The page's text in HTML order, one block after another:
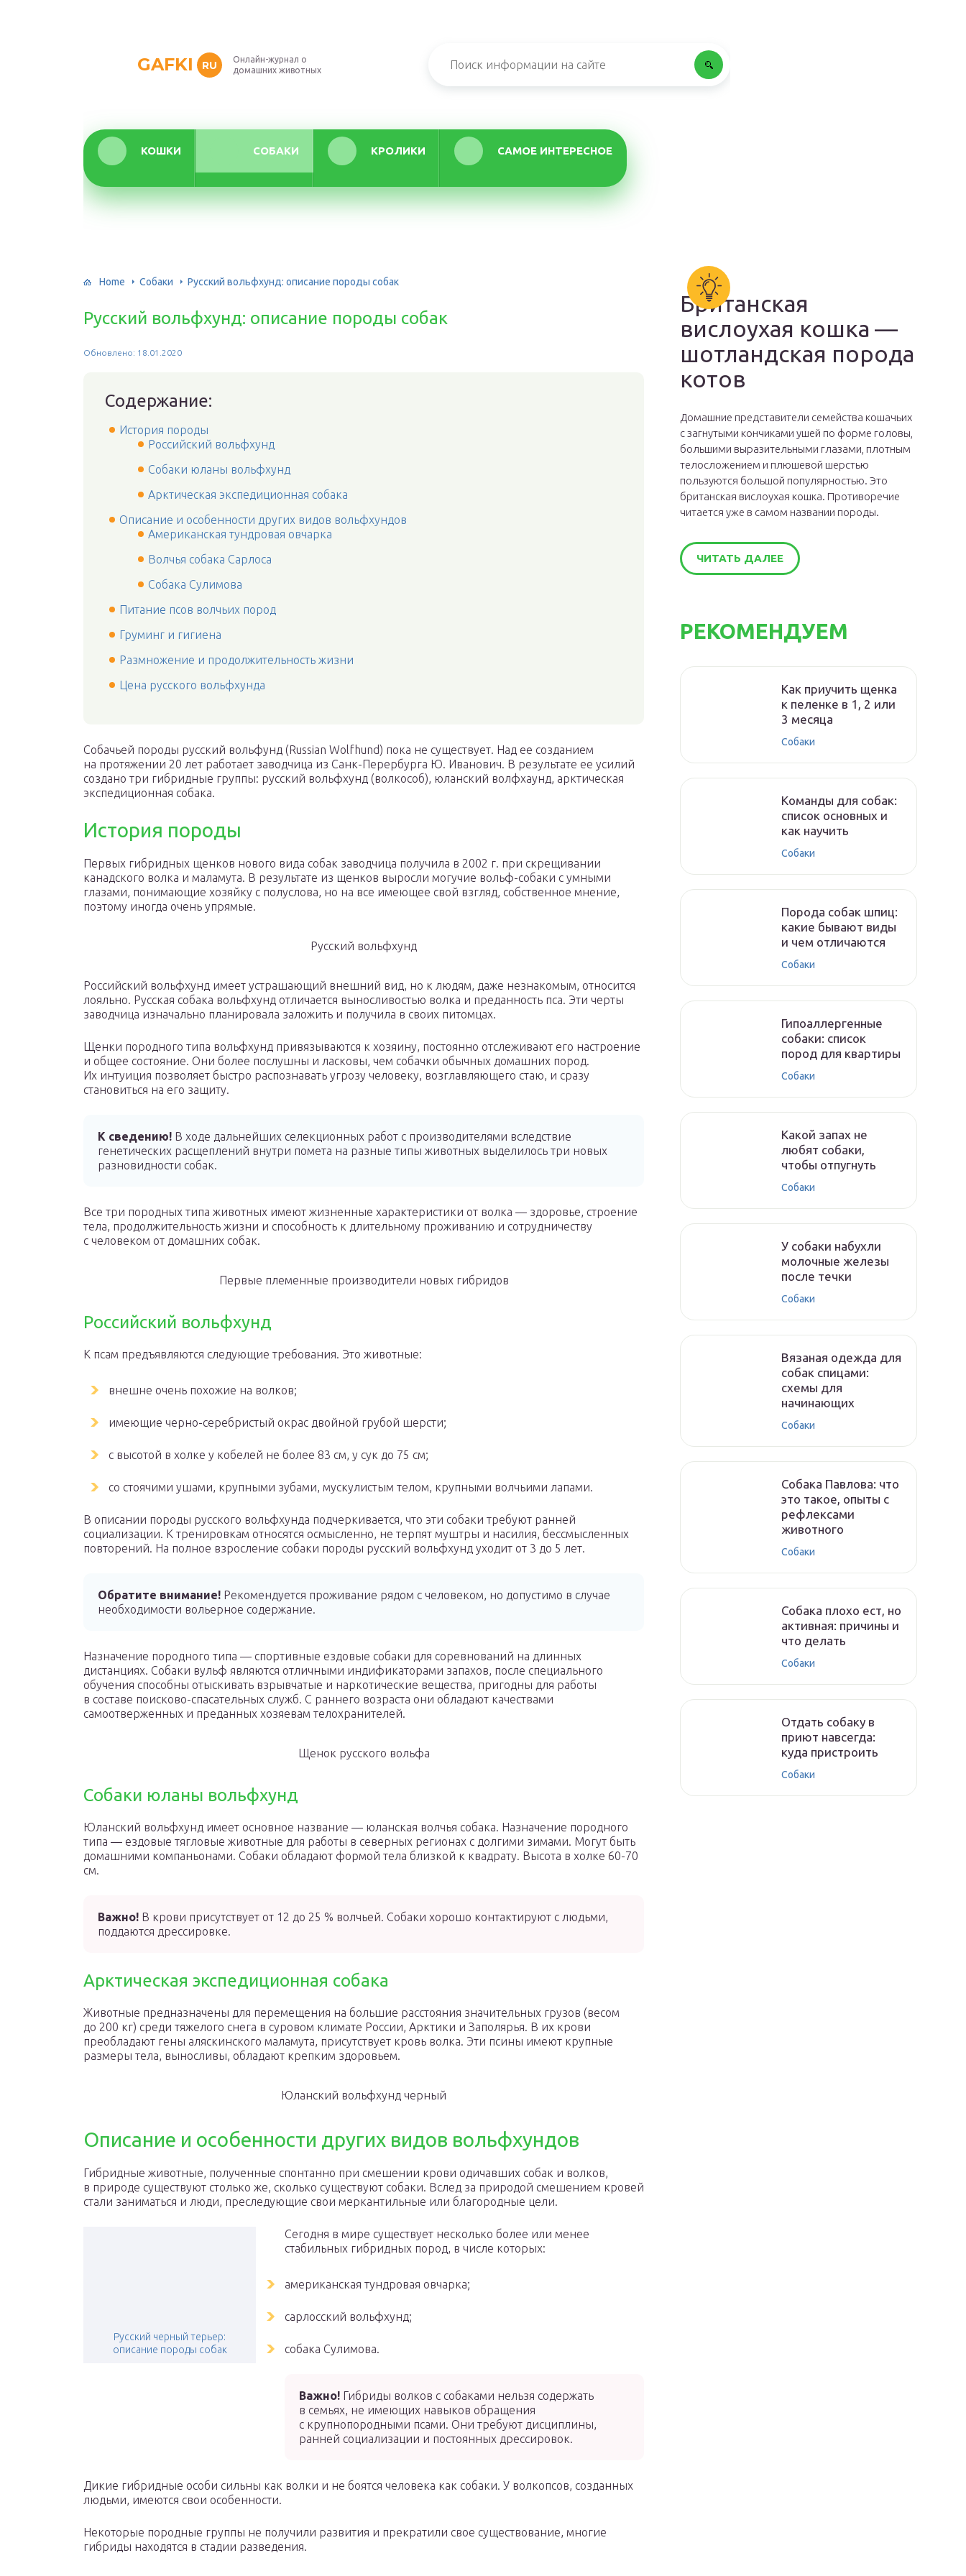
GAFKI RU
Онлайн-журнал о
домашних животных
КОШКИ СОБАКИ КРОЛИКИ САМОЕ ИНТЕРЕСНОЕ
Home Собаки Русский вольфхунд: описание породы собак
Русский вольфхунд: описание породы собак
Обновлено: 18.01.2020
Содержание:
История породы
Российский вольфхунд
Собаки юланы вольфхунд
Арктическая экспедиционная собака
Описание и особенности других видов вольфхундов
Американская тундровая овчарка
Волчья собака Сарлоса
Собака Сулимова
Питание псов волчьих пород
Груминг и гигиена
Размножение и продолжительность жизни
Цена русского вольфхунда
Собачьей породы русский вольфунд (Russian Wolfhund) пока не существует. Над ее созданием
на протяжении 20 лет работает заводчица из Санк-Перербурга Ю. Иванович. В результате ее усилий
создано три гибридные группы: русский вольфхунд (волкособ), юланский волфхаунд, арктическая
экспедиционная собака.
История породы
Первых гибридных щенков нового вида собак заводчица получила в 2002 г. при скрещивании
канадского волка и маламута. В результате из щенков выросли могучие вольф-собаки с умными
глазами, понимающие хозяйку с полуслова, но на все имеющее свой взгляд, собственное мнение,
поэтому иногда очень упрямые.
Русский вольфхунд
Российский вольфхунд имеет устрашающий внешний вид, но к людям, даже незнакомым, относится
лояльно. Русская собака вольфхунд отличается выносливостью волка и преданность пса. Эти черты
заводчица изначально планировала заложить и получила в своих питомцах.
Щенки породного типа вольфхунд привязываются к хозяину, постоянно отслеживают его настроение
и общее состояние. Они более послушны и ласковы, чем собачки обычных домашних пород.
Их интуиция позволяет быстро распознавать угрозу человеку, возглавляющего стаю, и сразу
становиться на его защиту.
К сведению! В ходе дальнейших селекционных работ с производителями вследствие
генетических расщеплений внутри помета на разные типы животных выделилось три новых
разновидности собак.
Все три породных типа животных имеют жизненные характеристики от волка — здоровье, строение
тела, продолжительность жизни и способность к длительному проживанию и сотрудничеству
с человеком от домашних собак.
Первые племенные производители новых гибридов
Российский вольфхунд
К псам предъявляются следующие требования. Это животные:
внешне очень похожие на волков;
имеющие черно-серебристый окрас двойной грубой шерсти;
с высотой в холке у кобелей не более 83 см, у сук до 75 см;
со стоячими ушами, крупными зубами, мускулистым телом, крупными волчьими лапами.
В описании породы русского вольфхунда подчеркивается, что эти собаки требуют ранней
социализации. К тренировкам относятся осмысленно, не терпят муштры и насилия, бессмысленных
повторений. На полное взросление собаки породы русский вольфхунд уходит от 3 до 5 лет.
Обратите внимание! Рекомендуется проживание рядом с человеком, но допустимо в случае
необходимости вольерное содержание.
Назначение породного типа — спортивные ездовые собаки для соревнований на длинных
дистанциях. Собаки вульф являются отличными индификаторами запахов, после специального
обучения способны отыскивать взрывчатые и наркотические вещества, пригодны для работы
в составе поисково-спасательных служб. С раннего возраста они обладают качествами
самоотверженных и преданных хозяевам телохранителей.
Щенок русского вольфа
Собаки юланы вольфхунд
Юланский вольфхунд имеет основное название — юланская волчья собака. Назначение породного
типа — ездовые тягловые животные для работы в северных регионах с долгими зимами. Могут быть
домашними компаньонами. Собаки обладают формой тела близкой к квадрату. Высота в холке 60-70
см.
Важно! В крови присутствует от 12 до 25 % волчьей. Собаки хорошо контактируют с людьми,
поддаются дрессировке.
Арктическая экспедиционная собака
Животные предназначены для перемещения на большие расстояния значительных грузов (весом
до 200 кг) среди тяжелого снега в суровом климате России, Арктики и Заполярья. В их крови
преобладают гены аляскинского маламута, присутствует кровь волка. Эти псины имеют крупные
размеры тела, выносливы, обладают крепким здоровьем.
Юланский вольфхунд черный
Описание и особенности других видов вольфхундов
Гибридные животные, полученные спонтанно при смешении крови одичавших собак и волков,
в природе существуют столько же, сколько существуют собаки. Вслед за природой смешением кровей
стали заниматься и люди, преследующие свои меркантильные или благородные цели.
Русский черный терьер:
описание породы собак
Сегодня в мире существует несколько более или менее
стабильных гибридных пород, в числе которых:
американская тундровая овчарка;
сарлосский вольфхунд;
собака Сулимова.
Важно! Гибриды волков с собаками нельзя содержать
в семьях, не имеющих навыков обращения
с крупнопородными псами. Они требуют дисциплины,
ранней социализации и постоянных дрессировок.
Дикие гибридные особи сильны как волки и не боятся человека как собаки. У волкопсов, созданных
людьми, имеются свои особенности.
Некоторые породные группы не получили развития и прекратили свое существование, многие
гибриды находятся в стадии разведения.
Британская
вислоухая кошка —
шотландская порода
котов
Домашние представители семейства кошачьих
с загнутыми кончиками ушей по форме головы,
большими выразительными глазами, плотным
телосложением и плюшевой шерстью
пользуются большой популярностью. Это
британская вислоухая кошка. Противоречие
читается уже в самом названии породы.
ЧИТАТЬ ДАЛЕЕ
РЕКОМЕНДУЕМ
Как приучить щенка
к пеленке в 1, 2 или
3 месяца
Собаки
Команды для собак:
список основных и
как научить
Собаки
Порода собак шпиц:
какие бывают виды
и чем отличаются
Собаки
Гипоаллергенные
собаки: список
пород для квартиры
Собаки
Какой запах не
любят собаки,
чтобы отпугнуть
Собаки
У собаки набухли
молочные железы
после течки
Собаки
Вязаная одежда для
собак спицами:
схемы для
начинающих
Собаки
Собака Павлова: что
это такое, опыты с
рефлексами
животного
Собаки
Собака плохо ест, но
активная: причины и
что делать
Собаки
Отдать собаку в
приют навсегда:
куда пристроить
Собаки